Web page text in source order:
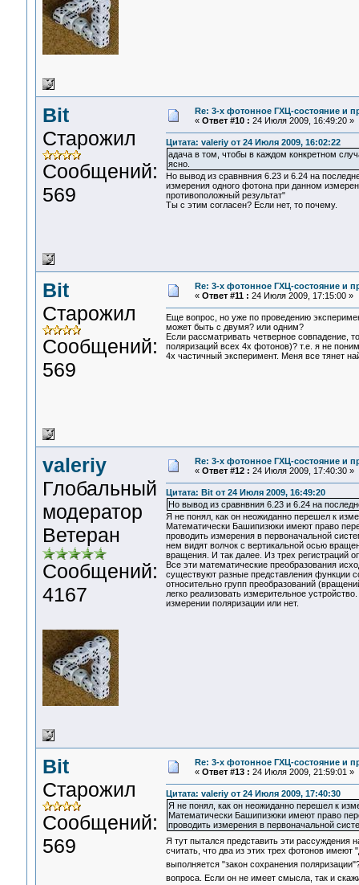
Bit
Старожил
Сообщений:
569
Re: 3-x фотонное ГХЦ-состояние и
« Ответ #10 : 24 Июля 2009, 16:49:20 »
Цитата: valeriy от 24 Июля 2009, 16:02:22
адача в том, чтобы в каждом конкретном
ясно.
Но вывод из сравнвния 6.23 и 6.24 на
измерения одного фотона при данном
противоположный результат"
Ты с этим согласен? Если нет, то почему.
Bit
Старожил
Сообщений:
569
Re: 3-x фотонное ГХЦ-состояние и
« Ответ #11 : 24 Июля 2009, 17:15:00 »
Еще вопрос, но уже по проведению
может быть с двумя? или одним?
Если рассматривать четверное совпадение,
поляризаций всех 4х фотонов)? т.е. я не
4х частичный эксперимент. Меня все тянет
valeriy
Глобальный
модератор
Ветеран
Сообщений:
4167
Re: 3-x фотонное ГХЦ-состояние и
« Ответ #12 : 24 Июля 2009, 17:40:30 »
Цитата: Bit от 24 Июля 2009, 16:49:20
Но вывод из сравнвния 6.23 и 6.24 на
Я не понял, как он неожиданно перешел к
Математически Башипизюки имеют право
проводить измерения в первоначальной
нем видят волчок с вертикальной осью
вращения. И так далее. Из трех регистраций
Все эти математические преобразования
существуют разные представления функции
относительно групп преобразований
легко реализовать измерительное
измерении поляризации или нет.
Bit
Старожил
Сообщений:
569
Re: 3-x фотонное ГХЦ-состояние и
« Ответ #13 : 24 Июля 2009, 21:59:01 »
Цитата: valeriy от 24 Июля 2009, 17:40:30
Я не понял, как он неожиданно перешел к
Математически Башипизюки имеют право
проводить измерения в первоначальной
Я тут пытался представить эти рассуждения
считать, что два из этих трех фотонов
выполняется "закон сохранения
вопроса. Если он не имеет смысла, так и